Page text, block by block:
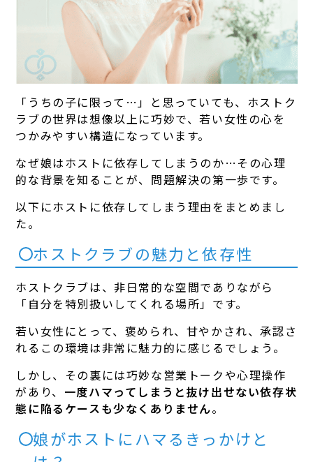
「うちの子に限って…」と思っていても、ホストク
ラブの世界は想像以上に巧妙で、若い女性の心を
つかみやすい構造になっています。
なぜ娘はホストに依存してしまうのか…その心理
的な背景を知ることが、問題解決の第一歩です。
以下にホストに依存してしまう理由をまとめまし
た。
ホストクラブの魅力と依存性
ホストクラブは、非日常的な空間でありながら
「自分を特別扱いしてくれる場所」です。
若い女性にとって、褒められ、甘やかされ、承認さ
れるこの環境は非常に魅力的に感じるでしょう。
しかし、その裏には巧妙な営業トークや心理操作
があり、 一度ハマってしまうと抜け出せない依存状
態に陥るケースも少なくありません。
娘がホストにハマるきっかけと